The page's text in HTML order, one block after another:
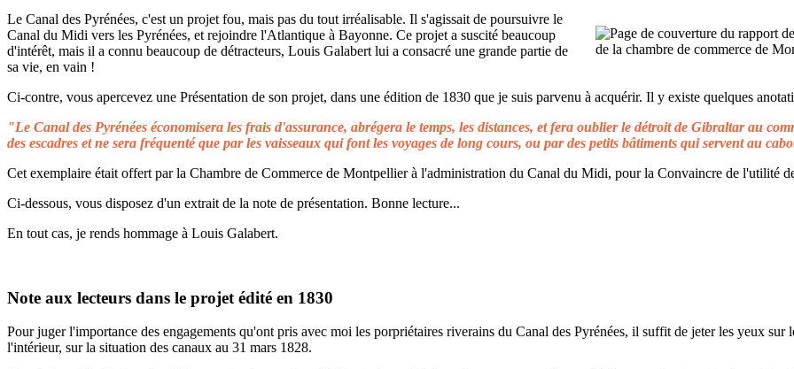
Le Canal des Pyrénées, c'est un projet fou, mais pas du tout irréalisable. Il s'agissait de poursuivre le
Canal du Midi vers les Pyrénées, et rejoindre l'Atlantique à Bayonne. Ce projet a suscité beaucoup
d'intérêt, mais il a connu beaucoup de détracteurs, Louis Galabert lui a consacré une grande partie de
sa vie, en vain !
Ci-contre, vous apercevez une Présentation de son projet, dans une édition de 1830 que je suis parvenu à acquérir. Il y existe quelques
"Le Canal des Pyrénées économisera les frais d'assurance, abrégera le temps, les distances, et fera oublier le détroit de Gibraltar au
des escadres et ne sera fréquenté que par les vaisseaux qui font les voyages de long cours, ou par des petits bâtiments qui servent au
Cet exemplaire était offert par la Chambre de Commerce de Montpellier à l'administration du Canal du Midi, pour la Convaincre de l'utilité
Ci-dessous, vous disposez d'un extrait de la note de présentation. Bonne lecture...
En tout cas, je rends hommage à Louis Galabert.
Note aux lecteurs dans le projet édité en 1830
Pour juger l'importance des engagements qu'ont pris avec moi les porpriétaires riverains du Canal des Pyrénées, il suffit de jeter les yeux
l'intérieur, sur la situation des canaux au 31 mars 1828.